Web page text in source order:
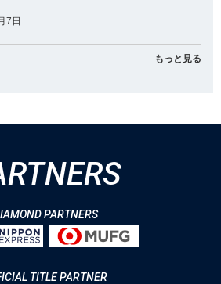
7日
もっと見る
PARTNERS
TITLE PARTNER